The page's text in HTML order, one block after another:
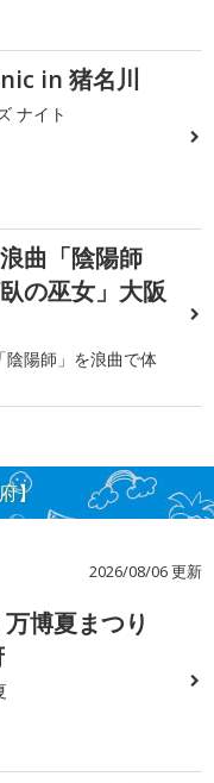
in 猪名川
ナイト
曲「陰陽師
の巫女」大阪
陰陽師」を浪曲で体
】
2026/08/06 更新
博夏まつり